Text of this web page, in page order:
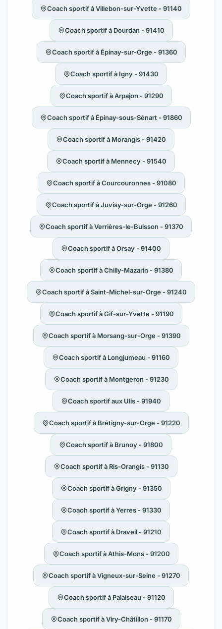
Coach sportif à Villebon-sur-Yvette - 91140
Coach sportif à Dourdan - 91410
Coach sportif à Épinay-sur-Orge - 91360
Coach sportif à Igny - 91430
Coach sportif à Arpajon - 91290
Coach sportif à Épinay-sous-Sénart - 91860
Coach sportif à Morangis - 91420
Coach sportif à Mennecy - 91540
Coach sportif à Courcouronnes - 91080
Coach sportif à Juvisy-sur-Orge - 91260
Coach sportif à Verrières-le-Buisson - 91370
Coach sportif à Orsay - 91400
Coach sportif à Chilly-Mazarin - 91380
Coach sportif à Saint-Michel-sur-Orge - 91240
Coach sportif à Gif-sur-Yvette - 91190
Coach sportif à Morsang-sur-Orge - 91390
Coach sportif à Longjumeau - 91160
Coach sportif à Montgeron - 91230
Coach sportif aux Ulis - 91940
Coach sportif à Brétigny-sur-Orge - 91220
Coach sportif à Brunoy - 91800
Coach sportif à Ris-Orangis - 91130
Coach sportif à Grigny - 91350
Coach sportif à Yerres - 91330
Coach sportif à Draveil - 91210
Coach sportif à Athis-Mons - 91200
Coach sportif à Vigneux-sur-Seine - 91270
Coach sportif à Palaiseau - 91120
Coach sportif à Viry-Châtillon - 91170